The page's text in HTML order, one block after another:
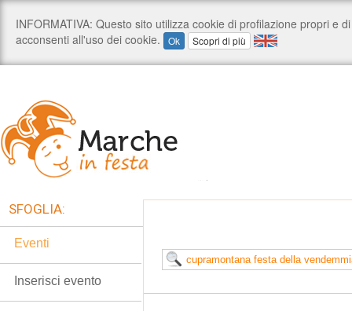
SFOGLIA:
Eventi
Inserisci evento